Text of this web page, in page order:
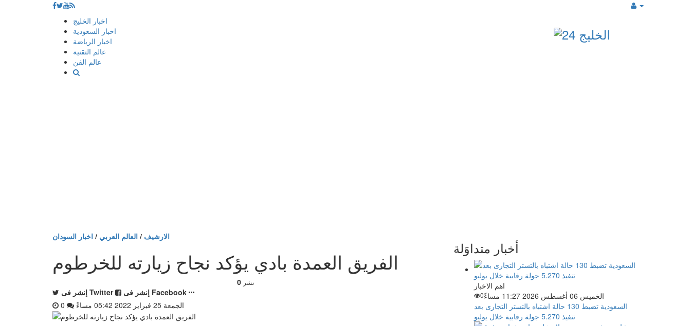
إذهب
المحتوى
اخبار الخليج
اخبار السعودية
اخبار الرياضة
عالم التقنية
عالم الفن
الارشيف / العالم العربي / اخبار السودان
0 نشر
إنشر فى Twitter
إنشر فى Facebook
الجمعة 25 فبراير 2022 05:42 مساءً
أخبار متداوَلة
اهم الاخبار
الخميس 06 أغسطس 2026 11:27 مساءً
0
السعودية تضبط 130 حالة اشتباه بالتستر التجارى بعد
تنفيذ 5.270 جولة رقابية خلال يوليو